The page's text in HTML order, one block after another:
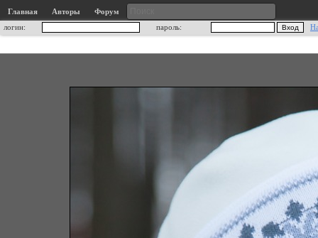
Главная Авторы
Форум
логин:
пароль: